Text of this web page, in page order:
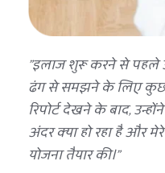
"इलाज शुरू करने से पहले
ढंग से समझने के लिए कुछ
रिपोर्ट देखने के बाद,
अंदर क्या हो रहा है और
योजना तैयार की।"